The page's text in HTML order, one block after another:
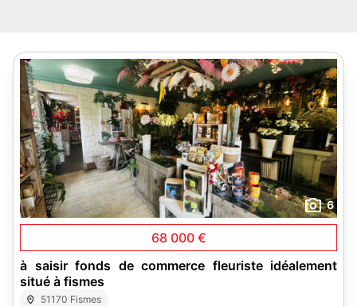
6
68 000 €
à saisir fonds de commerce fleuriste idéalement
situé à fismes
51170 Fismes